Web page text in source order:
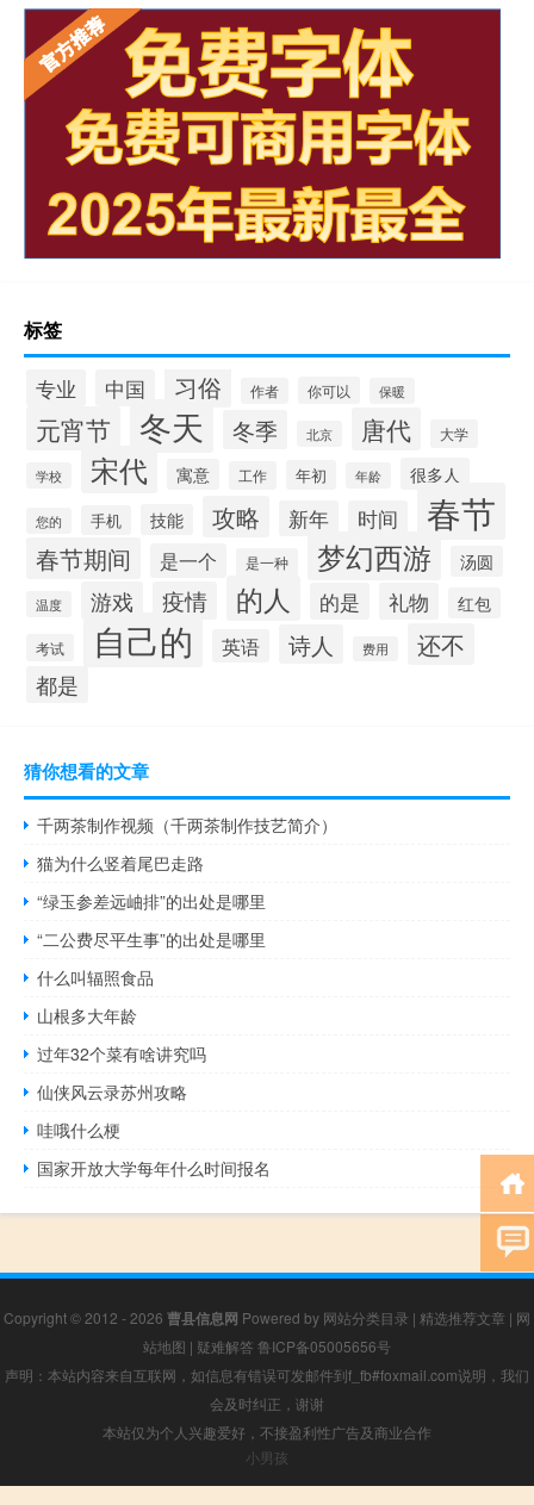
标签
专业 中国 习俗 作者 你可以 保暖
元宵节 冬天 冬季 北京 唐代 大学
学校 宋代 寓意 工作 年初 年龄 很多人
您的 手机 技能 攻略 新年 时间 春节
春节期间 是一个 是一种 梦幻西游 汤圆
温度 游戏 疫情 的人 的是 礼物 红包
考试 自己的 英语 诗人 费用 还不
都是
猜你想看的文章
千两茶制作视频（千两茶制作技艺简介）
猫为什么竖着尾巴走路
“绿玉参差远岫排”的出处是哪里
“二公费尽平生事”的出处是哪里
什么叫辐照食品
山根多大年龄
过年32个菜有啥讲究吗
仙侠风云录苏州攻略
哇哦什么梗
国家开放大学每年什么时间报名
Copyright © 2012 - 2026 曹县信息网 Powered by 网站分类目录 | 精选推荐文章 | 网
站地图 | 疑难解答 鲁ICP备05005656号
声明：本站内容来自互联网，如信息有错误可发邮件到f_fb#foxmail.com说明，我们
会及时纠正，谢谢
本站仅为个人兴趣爱好，不接盈利性广告及商业合作
小男孩